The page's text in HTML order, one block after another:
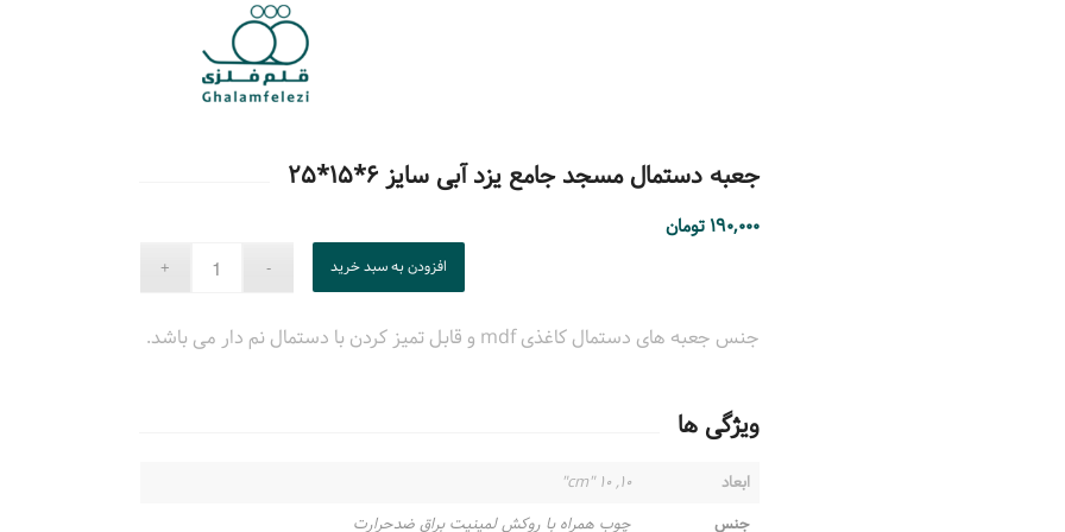
جعبه دستمال مسجد جامع یزد آبی سایز ۶*۱۵*۲۵
۱۹۰,۰۰۰ تومان
افزودن به سبد خرید
جنس جعبه های دستمال کاغذی mdf و قابل تمیز کردن با دستمال نم دار می باشد.
ویژگی ها
ابعاد
۱۰, ۱۰ "cm"
جنس
چوب همراه با روکش لمینیت براق ضدحرارت